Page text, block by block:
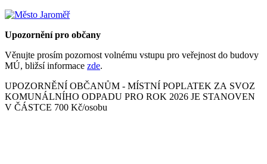
Upozornění pro občany
Věnujte prosím pozornost volnému vstupu pro veřejnost do budovy
MÚ, bližsí informace zde.
UPOZORNĚNÍ OBČANŮM - MÍSTNÍ POPLATEK ZA SVOZ
KOMUNÁLNÍHO ODPADU PRO ROK 2026 JE STANOVEN
V ČÁSTCE 700 Kč/osobu